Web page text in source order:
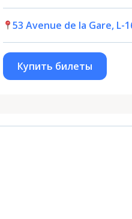
53 Avenue de la Gare, L-
Купить билеты